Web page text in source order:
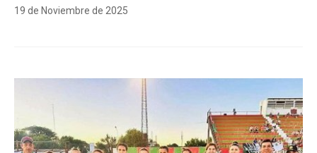
19 de Noviembre de 2025